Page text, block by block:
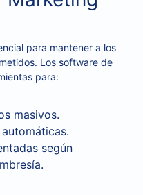
para mantener a los
Los software de
para:
masivos.
según